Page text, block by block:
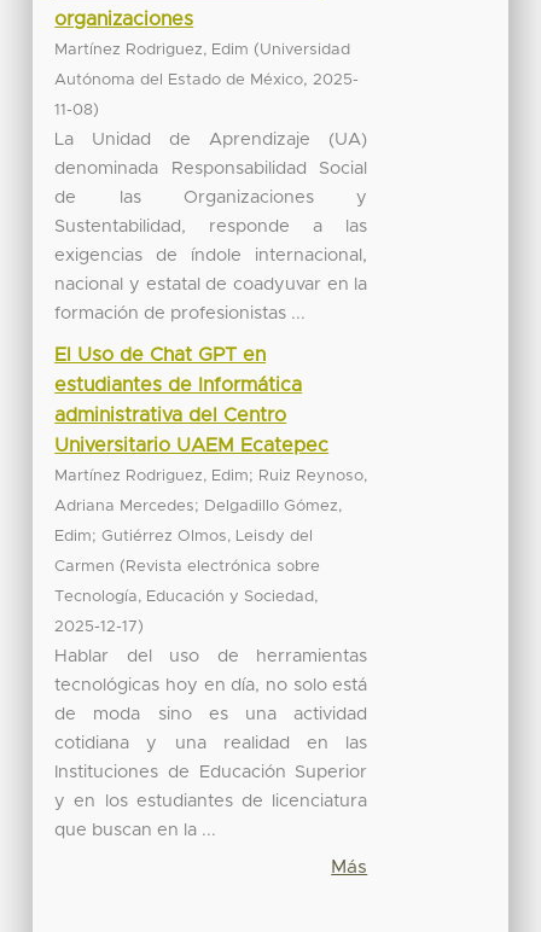
organizaciones
Martínez Rodriguez, Edim (Universidad
Autónoma del Estado de México, 2025-
11-08)
La Unidad de Aprendizaje (UA)
denominada Responsabilidad Social
de las Organizaciones y
Sustentabilidad, responde a las
exigencias de índole internacional,
nacional y estatal de coadyuvar en la
formación de profesionistas ...
El Uso de Chat GPT en
estudiantes de Informática
administrativa del Centro
Universitario UAEM Ecatepec
Martínez Rodriguez, Edim; Ruiz Reynoso,
Adriana Mercedes; Delgadillo Gómez,
Edim;Gutiérrez Olmos, Leisdy del
Carmen ( Revista electrónica sobre
Tecnología, Educación y Sociedad,
2025-12-17)
Hablar del uso de herramientas
tecnológicas hoy en día, no solo está
de moda sino es una actividad
cotidiana y una realidad en las
Instituciones de Educación Superior
y en los estudiantes de licenciatura
que buscan en la ...
Más